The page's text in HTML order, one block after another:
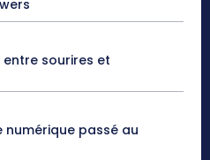
entre sourires et
numérique passé au